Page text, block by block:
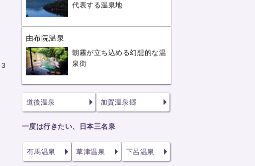
3
代表する温泉地
由布院温泉
朝霧が立ち込める幻想的な温
泉街
道後温泉 加賀温泉郷
一度は行きたい、日本三名泉
有馬温泉 草津温泉 下呂温泉